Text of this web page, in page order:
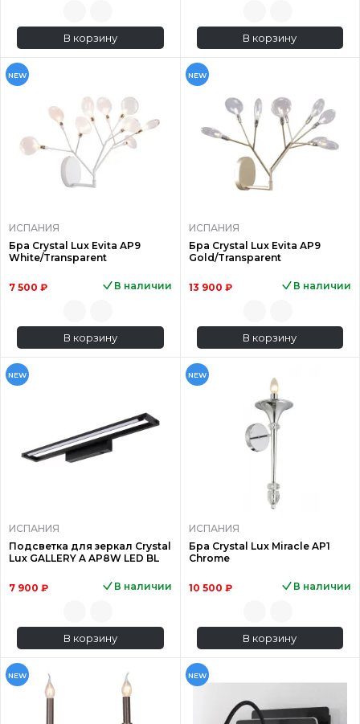
В корзину В корзину
NEW
ИСПАНИЯ
Бра Crystal Lux Evita AP9
White/Transparent
7 500 ₽ В наличии
В корзину
NEW
ИСПАНИЯ
Бра Crystal Lux Evita AP9
Gold/Transparent
13 900 ₽ В наличии
В корзину
NEW
ИСПАНИЯ
Подсветка для зеркал Crystal
Lux GALLERY A AP8W LED BL
7 900 ₽ В наличии
В корзину
NEW
ИСПАНИЯ
Бра Crystal Lux Miracle AP1
Chrome
10 500 ₽ В наличии
В корзину
NEW NEW